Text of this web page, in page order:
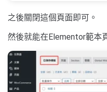
之後關閉這個頁面即可。
然後就能在Elementor範本